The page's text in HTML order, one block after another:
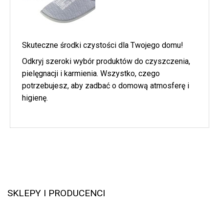
Skuteczne środki czystości dla Twojego domu!
Odkryj szeroki wybór produktów do czyszczenia,
pielęgnacji i karmienia. Wszystko, czego
potrzebujesz, aby zadbać o domową atmosferę i
higienę.
SKLEPY I PRODUCENCI